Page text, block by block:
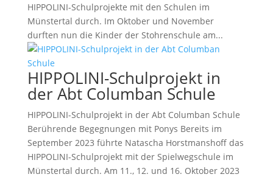
HIPPOLINI-Schulprojekte mit den Schulen im
Münstertal durch. Im Oktober und November
durften nun die Kinder der Stohrenschule am...
HIPPOLINI-Schulprojekt in
der Abt Columban Schule
HIPPOLINI-Schulprojekt in der Abt Columban Schule
Berührende Begegnungen mit Ponys Bereits im
September 2023 führte Natascha Horstmanshoff das
HIPPOLINI-Schulprojekt mit der Spielwegschule im
Münstertal durch. Am 11., 12. und 16. Oktober 2023